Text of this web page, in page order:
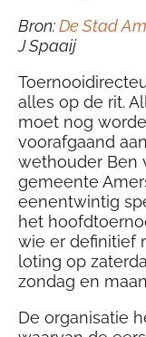
Bron:De Stad
J Spaaij
alles op de rit.
moet nog
voorafgaand
wethouder Ben
gemeente
eenentwintig
het
wie er definitief
loting op
zondag en
De organisatie